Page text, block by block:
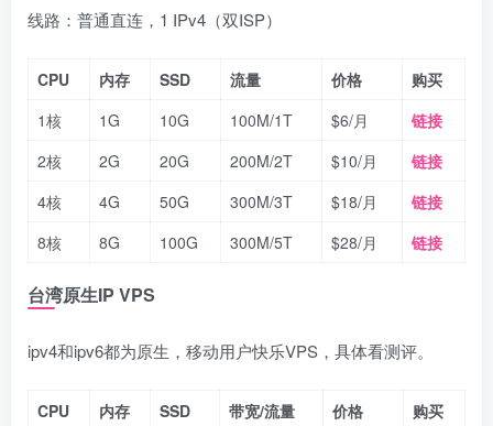
线路：普通直连，1 IPv4（双ISP）
CPU 内存 SSD 流量 价格
购买
1核
1G 10G 100M/1T $6/月
链接
2核
2G 20G 200M/2T $10/月
链接
4核
4G 50G 300M/3T $18/月
链接
8核
8G 100G 300M/5T $28/月 链接
台湾原生IP VPS
ipv4和ipv6都为原生，移动用户快乐VPS，具体看测评。
CPU 内存 SSD 带宽/流量 价格
购买